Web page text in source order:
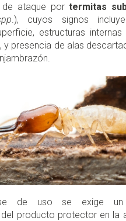
de ataque portermitas
.), cuyos signos
estructuras internas
y presencia de alas
de uso se exige
producto protector en la